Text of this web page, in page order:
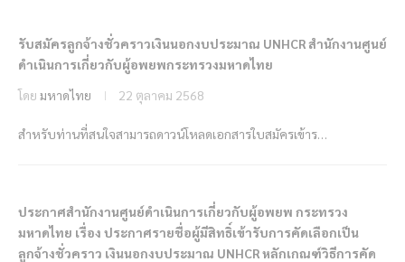
รับสมัครลูกจ้างชั่วคราวเงินนอกงบประมาณ UNHCR สำนักงานศูนย์
ดำเนินการเกี่ยวกับผู้อพยพกระทรวงมหาดไทย
โดย มหาดไทย 22 ตุลาคม 2568
สำหรับท่านที่สนใจสามารถดาวน์โหลดเอกสารใบสมัครเข้าร…
ประกาศสำนักงานศูนย์ดำเนินการเกี่ยวกับผู้อพยพ กระทรวง
มหาดไทย เรื่อง ประกาศรายชื่อผู้มีสิทธิ์เข้ารับการคัดเลือกเป็น
ลูกจ้างชั่วคราว เงินนอกงบประมาณ UNHCR หลักเกณฑ์วิธีการคัด